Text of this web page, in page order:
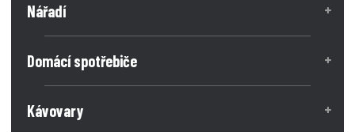
Nářadí
Domácí spotřebiče
Kávovary